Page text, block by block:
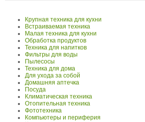
Крупная техника для кухни
Встраиваемая техника
Малая техника для кухни
Обработка продуктов
Техника для напитков
Фильтры для воды
Пылесосы
Техника для дома
Для ухода за собой
Домашняя аптечка
Посуда
Климатическая техника
Отопительная техника
Фототехника
Компьютеры и периферия